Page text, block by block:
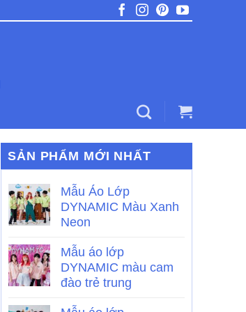
SẢN PHẨM MỚI NHẤT
Mẫu Áo Lớp
DYNAMIC Màu Xanh
Neon
Mẫu áo lớp
DYNAMIC màu cam
đào trẻ trung